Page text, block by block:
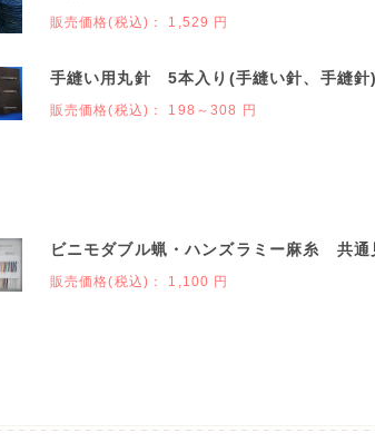
販売価格(税込)： 1,529 円
手縫い用丸針 5本入り(手縫い針、手縫針)
販売価格(税込)： 198～308 円
ビニモダブル蝋・ハンズラミー麻糸 共通
販売価格(税込)： 1,100 円